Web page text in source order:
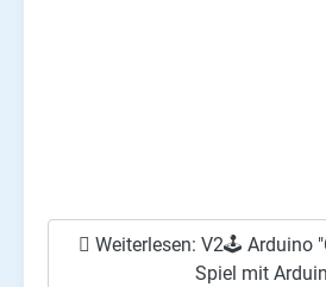
Weiterlesen: V2🕹️ Arduino
Spiel mit